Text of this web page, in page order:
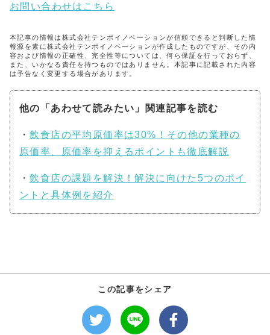
お問い合わせはこちら
本記事の情報は株式会社テンポイノベーションが信頼できると判断した情
報源を素に株式会社テンポイノベーションが作成したものですが、その内
容および情報の正確性、完全性等については、何ら保証を行っておらず、
また、いかなる責任を持つものではありません。本記事に記載された内容
は予告なく変更する場合があります。
他の「あわせて読みたい」関連記事を読む
・飲食店の平均原価率は30%！その他の業種の
原価率、原価率を抑えるポイントも徹底解説
・飲食店の課題を解決！解決に向けた5つのポイ
ントと具体例を紹介
この記事をシェア